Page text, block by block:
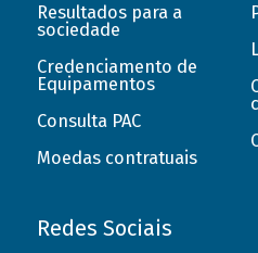
Resultados para a
sociedade
Credenciamento de
Equipamentos
Consulta PAC
Moedas contratuais
Redes Sociais